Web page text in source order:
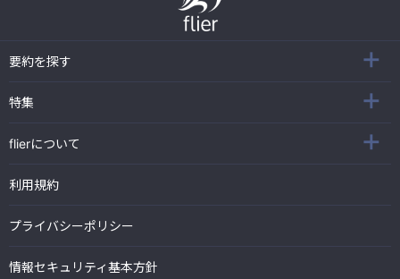
要約を探す
特集
flierについて
利用規約
プライバシーポリシー
情報セキュリティ基本方針